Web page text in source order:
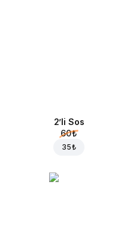
2’li Sos
60 ₺
35 ₺